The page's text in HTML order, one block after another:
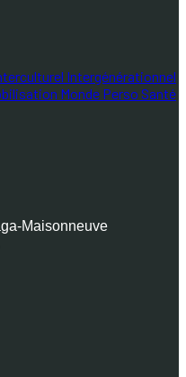
Intergénérationnel
Monde Perso Santé
Maisonneuve